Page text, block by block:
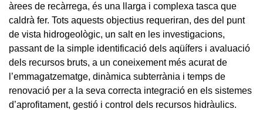
àrees de recàrrega, és una llarga i complexa tasca que
caldrà fer. Tots aquests objectius requeriran, des del punt
de vista hidrogeològic, un salt en les investigacions,
passant de la simple identificació dels aqüífers i avaluació
dels recursos bruts, a un coneixement més acurat de
l’emmagatzematge, dinàmica subterrània i temps de
renovació per a la seva correcta integració en els sistemes
d’aprofitament, gestió i control dels recursos hidràulics.